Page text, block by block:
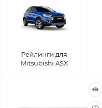
Рейлинги для
Mitsubishi ASX